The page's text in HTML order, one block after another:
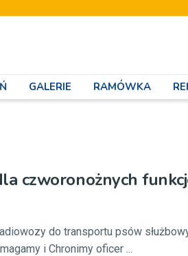
GALERIE RAMÓWKA
czworonożnych
do transportu psów
i Chronimy oficer ...